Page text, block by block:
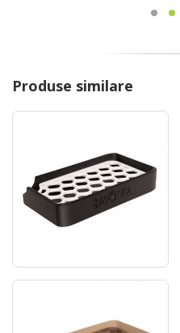
Produse similare